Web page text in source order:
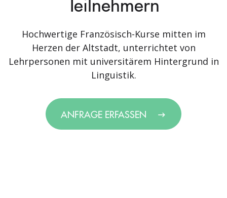
Hochwertige Französisch-Kurse mitten im
Herzen der Altstadt, unterrichtet von
Lehrpersonen mit universitärem Hintergrund in
Linguistik.
ANFRAGE ERFASSEN